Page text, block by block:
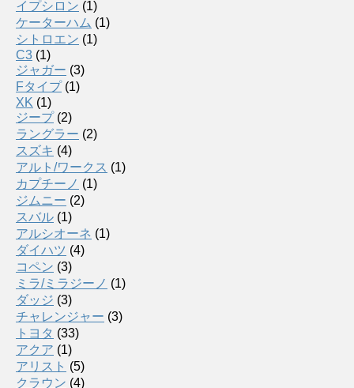
イプシロン (1)
ケーターハム (1)
シトロエン (1)
C3 (1)
ジャガー (3)
Fタイプ(1)
XK (1)
ジープ(2)
ラングラー (2)
スズキ (4)
アルト/ワークス (1)
カプチーノ (1)
ジムニー (2)
スバル (1)
アルシオーネ (1)
ダイハツ (4)
コペン (3)
ミラ/ミラジーノ (1)
ダッジ (3)
チャレンジャー (3)
トヨタ (33)
アクア (1)
アリスト (5)
クラウン (4)